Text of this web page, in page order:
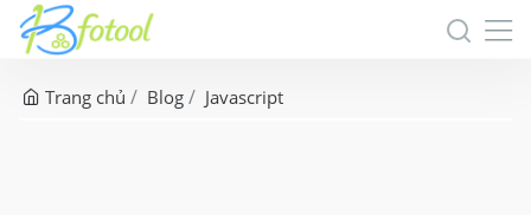
Trang chủ Blog Javascript